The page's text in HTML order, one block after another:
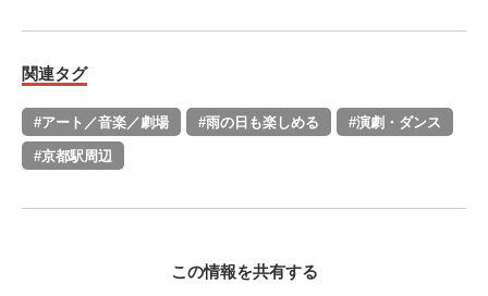
関連タグ
#アート／音楽／劇場 #雨の日も楽しめる #演劇・ダンス
#京都駅周辺
この情報を共有する